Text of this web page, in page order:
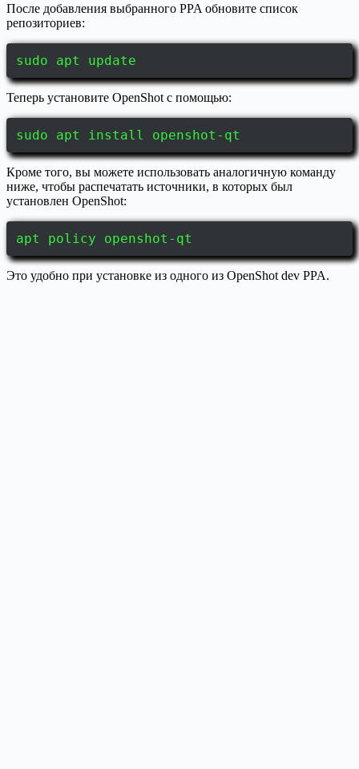
После добавления выбранного PPA обновите список
репозиториев:
sudo apt update
Теперь установите OpenShot с помощью:
sudo apt install openshot-qt
Кроме того, вы можете использовать аналогичную команду
ниже, чтобы распечатать источники, в которых был
установлен OpenShot:
apt policy openshot-qt
Это удобно при установке из одного из OpenShot dev PPA.